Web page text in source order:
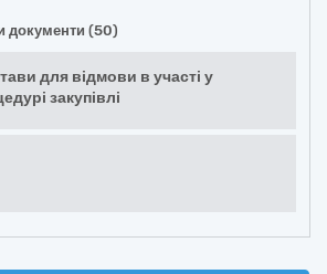
документи (50)
для відмови в участі у
закупівлі